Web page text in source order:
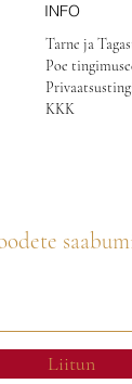
INFO
Tarne ja
Poe
KKK
Liitun